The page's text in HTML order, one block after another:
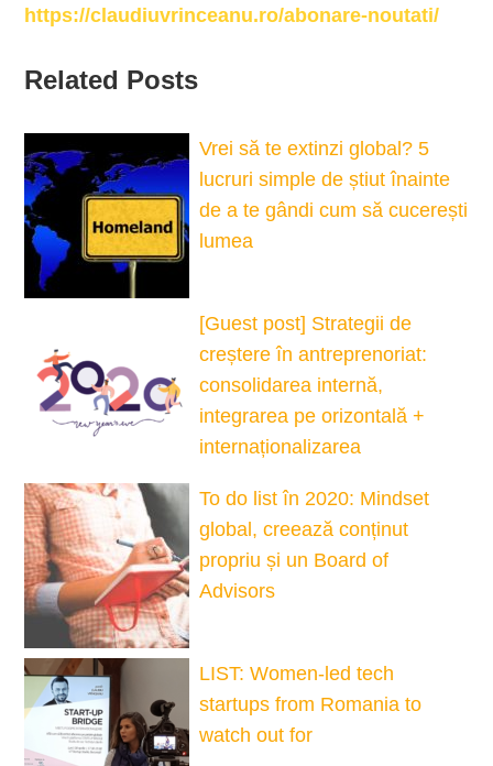
https://claudiuvrinceanu.ro/abonare-noutati/
Related Posts
Vrei să te extinzi global? 5
lucruri simple de știut înainte
de a te gândi cum să cucerești
lumea
[Guest post] Strategii de
creștere în antreprenoriat:
consolidarea internă,
integrarea pe orizontală +
internaționalizarea
To do list în 2020: Mindset
global, creează conținut
propriu și un Board of
Advisors
LIST: Women-led tech
startups from Romania to
watch out for